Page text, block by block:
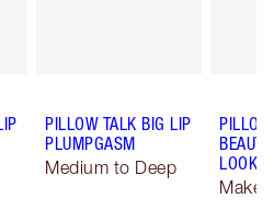
PILLOW TALK BIG LIP
PLUMPGASM
Medium to Deep
LOOK